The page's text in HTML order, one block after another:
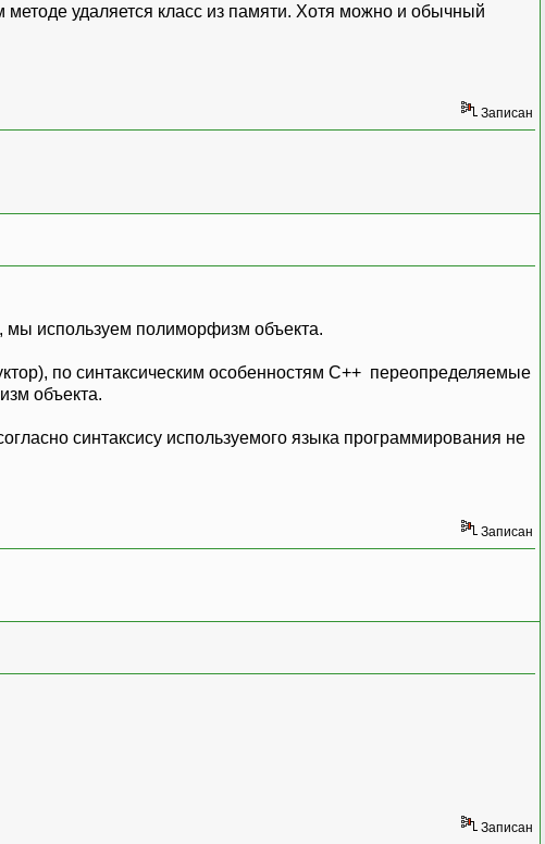
удаляется класс из памяти. Хотя можно и обычный
Записан
мы используем полиморфизм объекта.
по синтаксическим особенностям C++ переопределяемые
объекта.
синтаксису используемого языка программирования не
Записан
Записан